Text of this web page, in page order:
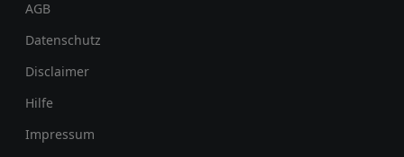
AGB
Datenschutz
Disclaimer
Hilfe
Impressum